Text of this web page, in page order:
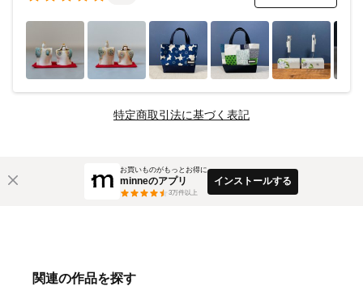
特定商取引法に基づく表記
お買いものがもっとお得に
minneのアプリ
3万件以上
インストールする
関連の作品を探す